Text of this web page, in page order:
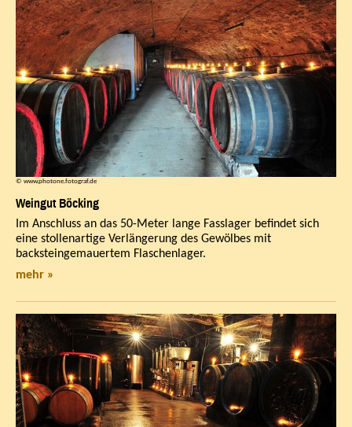
© www.photone.fotograf.de
Weingut Böcking
Im Anschluss an das 50-Meter lange Fasslager befindet sich
eine stollenartige Verlängerung des Gewölbes mit
backsteingemauertem Flaschenlager.
mehr »